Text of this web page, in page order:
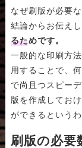
なぜ刷版が必要
結論からお伝え
るためです。
一般的な印刷方
用することで、
で尚且つスピー
版を作成してお
ができるというわ
刷版の必要